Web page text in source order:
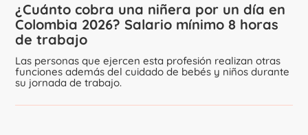
¿Cuánto cobra una niñera por un día en
Colombia 2026? Salario mínimo 8 horas
de trabajo
Las personas que ejercen esta profesión realizan otras
funciones además del cuidado de bebés y niños durante
su jornada de trabajo.